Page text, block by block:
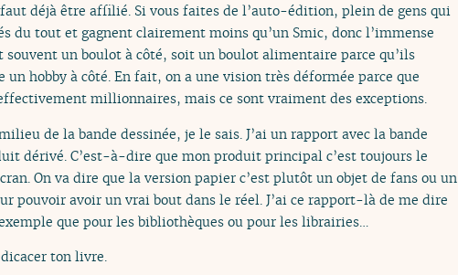
déjà être affilié. Si vous faites de l’auto-édition, plein de gens qui
tout et gagnent clairement moins qu’un Smic, donc l’immense
un boulot à côté, soit un boulot alimentaire parce qu’ils
hobby à côté. En fait, on a une vision très déformée parce que
millionnaires, mais ce sont vraiment des exceptions.
de la bande dessinée, je le sais. J’ai un rapport avec la bande
dérivé. C’est-à-dire que mon produit principal c’est toujours le
On va dire que la version papier c’est plutôt un objet de fans ou un
pouvoir avoir un vrai bout dans le réel. J’ai ce rapport-là de me dire
que pour les bibliothèques ou pour les librairies…
ton livre.